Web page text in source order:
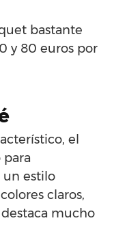
bastante
y 80 euros por
el
un estilo
claros,
mucho